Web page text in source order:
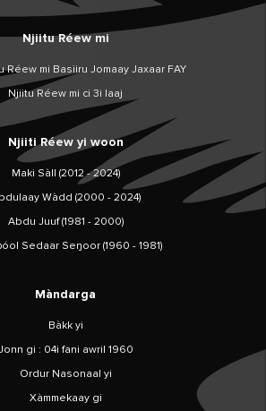
Njiitu Réew mi
Réew mi Basiiru Jomaay Jaxaar FAY
Njiitu Réew mi ci 3i laaj
Njiiti Réew yi woon
Maki Sàll (2012 - 2024)
Wàdd (2000 - 2024)
Abdu Juuf (1981 - 2000)
Sedaar Seŋoor (1960 - 1981)
Màndarga
Bàkk yi
gi : 04i fani awril 1960
Ordur Nasonaal yi
Xàmmekaay gi